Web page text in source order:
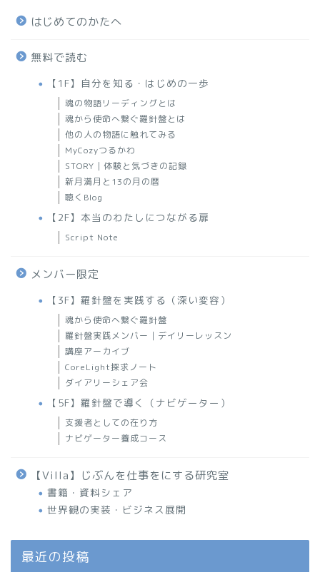
はじめてのかたへ
無料で読む
【1F】自分を知る・はじめの一歩
魂の物語リーディングとは
魂から使命へ繋ぐ羅針盤とは
他の人の物語に触れてみる
MyCozyつるかわ
STORY｜体験と気づきの記録
新月満月と13の月の暦
聴くBlog
【2F】本当のわたしにつながる扉
Script Note
メンバー限定
【3F】羅針盤を実践する（深い変容）
魂から使命へ繋ぐ羅針盤
羅針盤実践メンバー｜デイリーレッスン
講座アーカイブ
CoreLight探求ノート
ダイアリーシェア会
【5F】羅針盤で導く（ナビゲーター）
支援者としての在り方
ナビゲーター養成コース
【Villa】じぶんを仕事をにする研究室
書籍・資料シェア
世界観の実装・ビジネス展開
最近の投稿